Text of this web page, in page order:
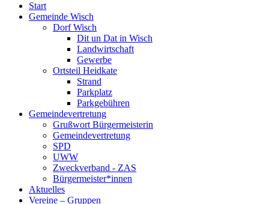
Start
Gemeinde Wisch
Dorf Wisch
Dit un Dat in Wisch
Landwirtschaft
Gewerbe
Ortsteil Heidkate
Strand
Parkplatz
Parkgebühren
Gemeindevertretung
Grußwort Bürgermeisterin
Gemeindevertretung
SPD
UWW
Zweckverband - ZAS
Bürgermeister*innen
Aktuelles
Vereine – Gruppen